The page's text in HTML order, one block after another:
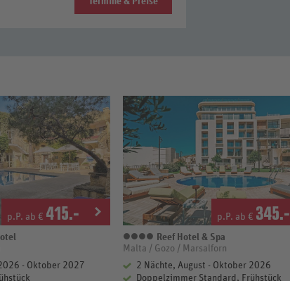
p.P. ab € 415.-
- Oktober 2027
p.P. ab € 345.-
4 Sterne
Reef Hotel & Spa
Malta / Gozo / Marsalforn
2 Nächte, August - Oktober 2026
Doppelzimmer Standard, Frühstück